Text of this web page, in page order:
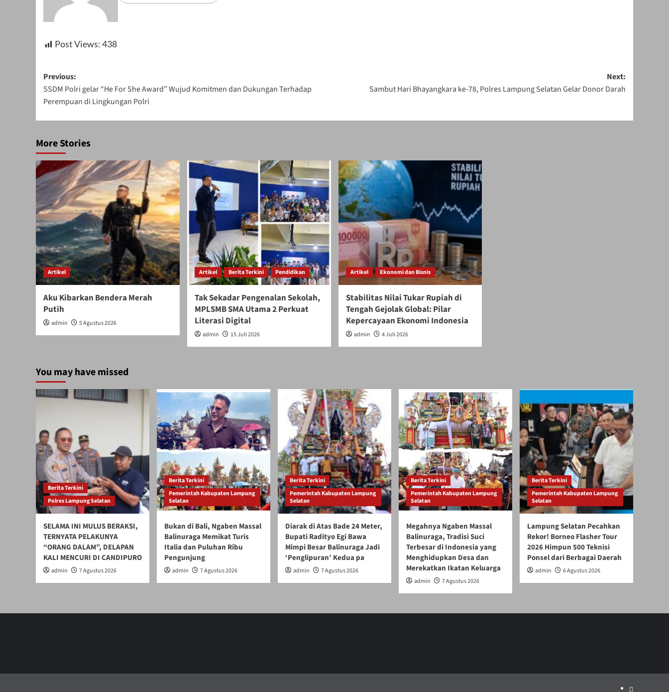
Post Views:438
Post
navigation
Previous:
SSDM Polri gelar “He For She Award” Wujud Komitmen dan Dukungan Terhadap
Perempuan di Lingkungan Polri
Next:
Sambut Hari Bhayangkara ke-78, Polres Lampung Selatan Gelar Donor Darah
More Stories
Artikel
Aku Kibarkan Bendera Merah
Putih
admin 5 Agustus 2026
Artikel Berita Terkini Pendidikan
Tak Sekadar Pengenalan Sekolah,
MPLSMB SMA Utama 2 Perkuat
Literasi Digital
admin 15 Juli 2026
Artikel Ekonomi dan Bisnis
Stabilitas Nilai Tukar Rupiah di
Tengah Gejolak Global: Pilar
Kepercayaan Ekonomi Indonesia
admin 4 Juli 2026
You may have missed
Berita Terkini
Polres Lampung Selatan
SELAMA INI MULUS BERAKSI,
TERNYATA PELAKUNYA
“ORANG DALAM”, DELAPAN
KALI MENCURI DI CANDIPURO
admin 7 Agustus 2026
Berita Terkini
Pemerintah Kabupaten Lampung
Selatan
Bukan di Bali, Ngaben Massal
Balinuraga Memikat Turis
Italia dan Puluhan Ribu
Pengunjung
admin 7 Agustus 2026
Berita Terkini
Pemerintah Kabupaten Lampung
Selatan
Diarak di Atas Bade 24 Meter,
Bupati Radityo Egi Bawa
Mimpi Besar Balinuraga Jadi
‘Penglipuran’ Kedua pa
admin 7 Agustus 2026
Berita Terkini
Pemerintah Kabupaten Lampung
Selatan
Megahnya Ngaben Massal
Balinuraga, Tradisi Suci
Terbesar di Indonesia yang
Menghidupkan Desa dan
Merekatkan Ikatan Keluarga
admin 7 Agustus 2026
Berita Terkini
Pemerintah Kabupaten Lampung
Selatan
Lampung Selatan Pecahkan
Rekor! Borneo Flasher Tour
2026 Himpun 500 Teknisi
Ponsel dari Berbagai Daerah
admin 6 Agustus 2026
Politik